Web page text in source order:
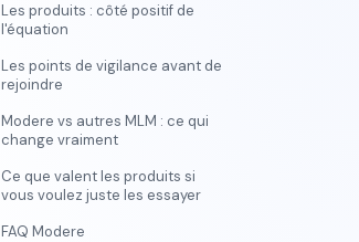
Les produits : côté positif de
l'équation
Les points de vigilance avant de
rejoindre
Modere vs autres MLM : ce qui
change vraiment
Ce que valent les produits si
vous voulez juste les essayer
FAQ Modere